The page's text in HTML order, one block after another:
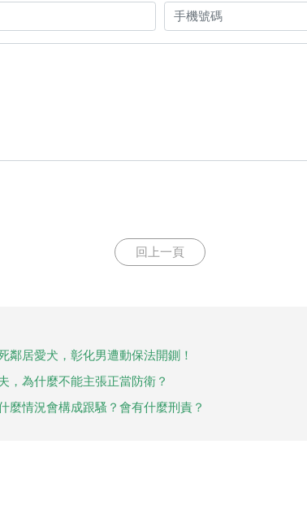
回上一頁
鄰居愛犬，彰化男遭動保法開鍘！
，為什麼不能主張正當防衛？
麼情況會構成跟騷？會有什麼刑責？